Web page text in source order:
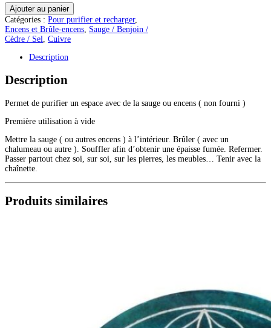
quantité
de
Encensoir
moyen
Ajouter au panier
Catégories : Pour purifier et recharger,
Encens et Brûle-encens Sauge / Benjoin /
Cèdre / Sel
Cuivre
Description
Description
Permet de purifier un espace avec de la sauge ou encens ( non fourni )
Première utilisation à vide
Mettre la sauge ( ou autres encens ) à l’intérieur. Brûler ( avec un
chalumeau ou autre ). Souffler afin d’obtenir une épaisse fumée. Refermer.
Passer partout chez soi, sur soi, sur les pierres, les meubles… Tenir avec la
chaînette.
Produits similaires